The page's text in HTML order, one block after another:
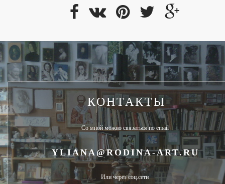
КОНТАКТЫ
Со мной можно связаться по email
YLIANA@RODINA-ART.RU
Или через соц.сети